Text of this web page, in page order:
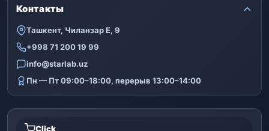
Контакты
Ташкент, Чиланзар Е, 9
+998 71 200 19 99
info@starlab.uz
Пн — Пт 09:00–18:00, перерыв 13:00–14:00
Click